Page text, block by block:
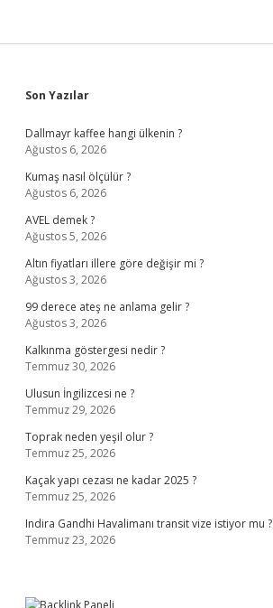
Sidebar
Son Yazılar
Dallmayr kaffee hangi ülkenin ?
Ağustos 6, 2026
Kumaş nasıl ölçülür ?
Ağustos 6, 2026
AVEL demek ?
Ağustos 5, 2026
Altın fiyatları illere göre değişir mi ?
Ağustos 3, 2026
99 derece ateş ne anlama gelir ?
Ağustos 3, 2026
Kalkınma göstergesi nedir ?
Temmuz 30, 2026
Ulusun İngilizcesi ne ?
Temmuz 29, 2026
Toprak neden yeşil olur ?
Temmuz 25, 2026
Kaçak yapı cezası ne kadar 2025 ?
Temmuz 25, 2026
Indira Gandhi Havalimanı transit vize istiyor mu ?
Temmuz 23, 2026